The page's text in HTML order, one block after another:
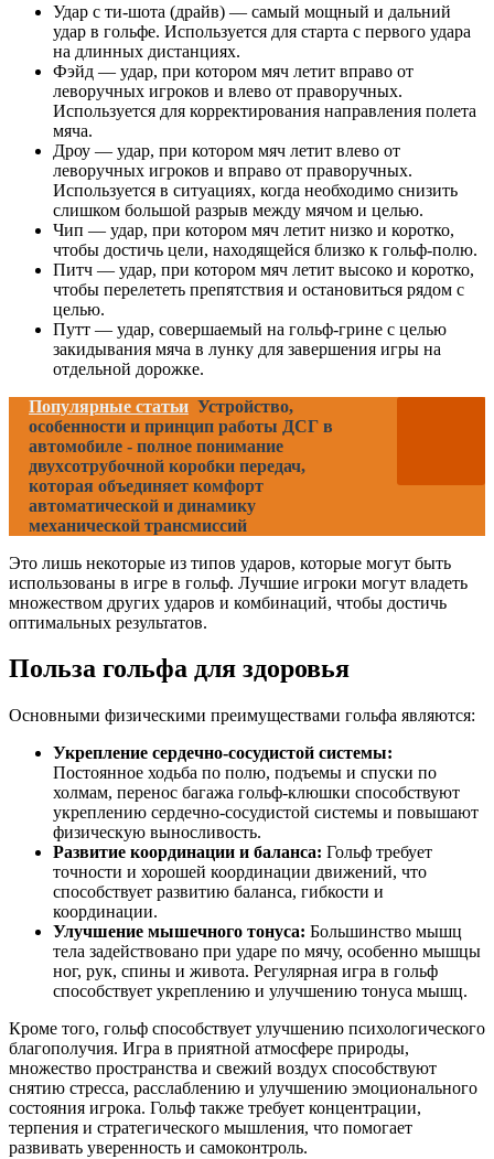
Удар с ти-шота (драйв) — самый мощный и дальний
удар в гольфе. Используется для старта с первого удара
на длинных дистанциях.
Фэйд — удар, при котором мяч летит вправо от
леворучных игроков и влево от праворучных.
Используется для корректирования направления полета
мяча.
Дроу — удар, при котором мяч летит влево от
леворучных игроков и вправо от праворучных.
Используется в ситуациях, когда необходимо снизить
слишком большой разрыв между мячом и целью.
Чип — удар, при котором мяч летит низко и коротко,
чтобы достичь цели, находящейся близко к гольф-полю.
Питч — удар, при котором мяч летит высоко и коротко,
чтобы перелететь препятствия и остановиться рядом с
целью.
Путт — удар, совершаемый на гольф-грине с целью
закидывания мяча в лунку для завершения игры на
отдельной дорожке.
Популярные статьи Устройство,
особенности и принцип работы ДСГ в
автомобиле - полное понимание
двухсотрубочной коробки передач,
которая объединяет комфорт
автоматической и динамику
механической трансмиссий
Это лишь некоторые из типов ударов, которые могут быть
использованы в игре в гольф. Лучшие игроки могут владеть
множеством других ударов и комбинаций, чтобы достичь
оптимальных результатов.
Польза гольфа для здоровья
Основными физическими преимуществами гольфа являются:
Укрепление сердечно-сосудистой системы:
Постоянное ходьба по полю, подъемы и спуски по
холмам, перенос багажа гольф-клюшки способствуют
укреплению сердечно-сосудистой системы и повышают
физическую выносливость.
Развитие координации и баланса: Гольф требует
точности и хорошей координации движений, что
способствует развитию баланса, гибкости и
координации.
Улучшение мышечного тонуса: Большинство мышц
тела задействовано при ударе по мячу, особенно мышцы
ног, рук, спины и живота. Регулярная игра в гольф
способствует укреплению и улучшению тонуса мышц.
Кроме того, гольф способствует улучшению психологического
благополучия. Игра в приятной атмосфере природы,
множество пространства и свежий воздух способствуют
снятию стресса, расслаблению и улучшению эмоционального
состояния игрока. Гольф также требует концентрации,
терпения и стратегического мышления, что помогает
развивать уверенность и самоконтроль.